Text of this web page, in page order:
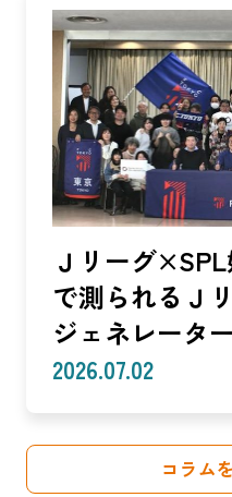
クラブは「社
—（Splat Inc.
編】
Ｊリーグ
で測られるＪ
ジェネレータ
「社会価値」
話」を「説明
クラブは「社
2026.07.02
コラム